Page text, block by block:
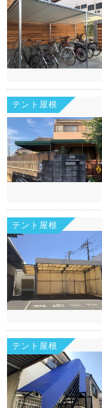
テント屋根
テント屋根
テント屋根